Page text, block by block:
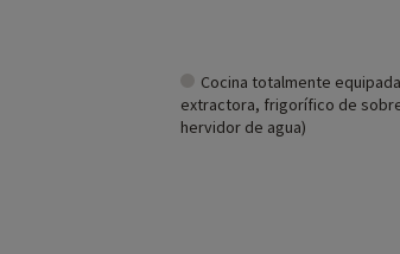
Cocina totalmente
extractora, frigorífico de
hervidor de agua)